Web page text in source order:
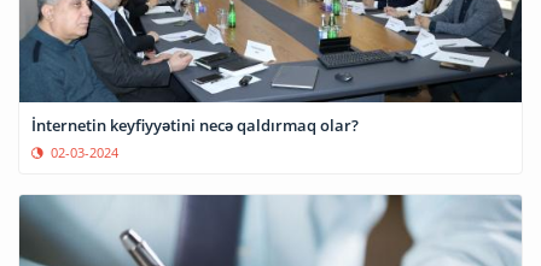
İnternetin keyfiyyətini necə qaldırmaq olar?
02-03-2024